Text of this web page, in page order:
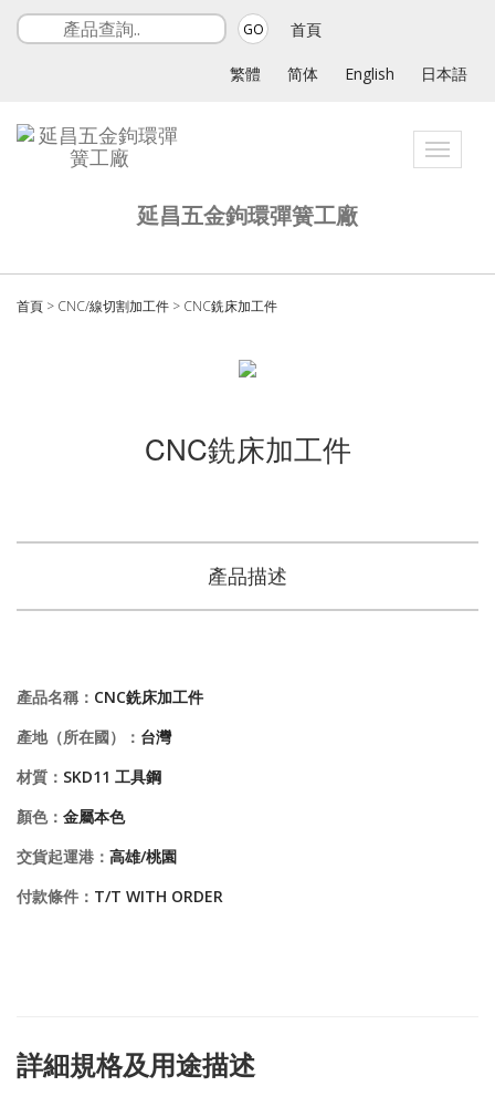
GO 首頁
繁體 简体 English 日本語
Toggle
延昌五金鉤環彈簧工廠
首頁 > CNC/線切割加工件 > CNC銑床加工件
CNC銑床加工件
產品描述
產品名稱： CNC銑床加工件
產地（所在國）： 台灣
材質： SKD11 工具鋼
顏色： 金屬本色
交貨起運港： 高雄/桃園
付款條件： T/T WITH ORDER
詳細規格及用途描述